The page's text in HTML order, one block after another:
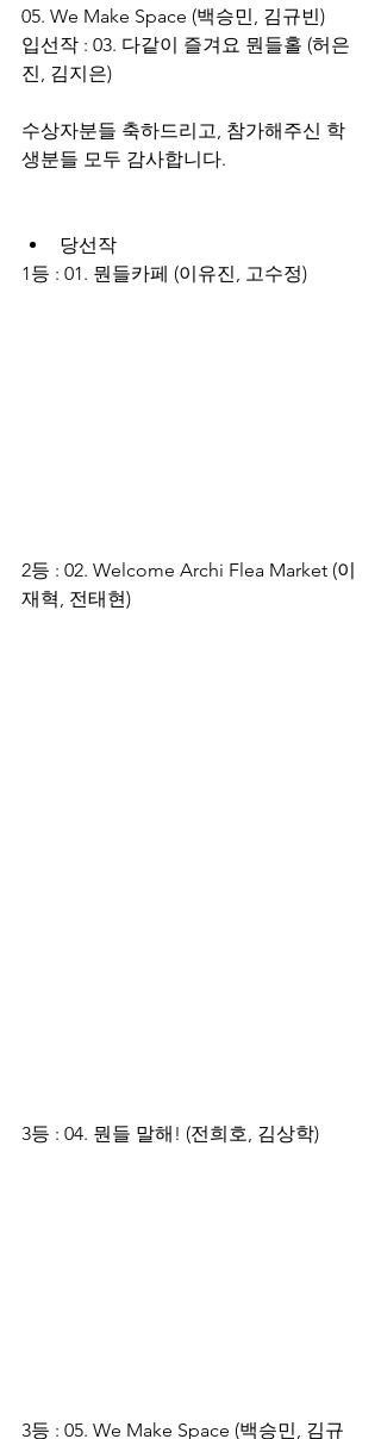
05. We Make Space (백승민, 김규빈)
입선작 : 03. 다같이 즐겨요 뭔들홀 (허은
진, 김지은)
수상자분들 축하드리고, 참가해주신 학
생분들 모두 감사합니다.
당선작
1등 : 01. 뭔들카페 (이유진, 고수정)
2등 : 02. Welcome Archi Flea Market (이
재혁, 전태현)
3등 : 04. 뭔들 말해! (전희호, 김상학)
3등 : 05. We Make Space (백승민, 김규